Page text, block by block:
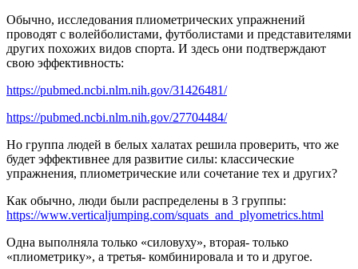
Обычно, исследования плиометрических упражнений
проводят с волейболистами, футболистами и представителями
других похожих видов спорта. И здесь они подтверждают
свою эффективность:
https://pubmed.ncbi.nlm.nih.gov/31426481/
https://pubmed.ncbi.nlm.nih.gov/27704484/
Но группа людей в белых халатах решила проверить, что же
будет эффективнее для развитие силы: классические
упражнения, плиометрические или сочетание тех и других?
Как обычно, люди были распределены в 3 группы:
https://www.verticaljumping.com/squats_and_plyometrics.html
Одна выполняла только «силовуху», вторая- только
«плиометрику», а третья- комбинировала и то и другое.